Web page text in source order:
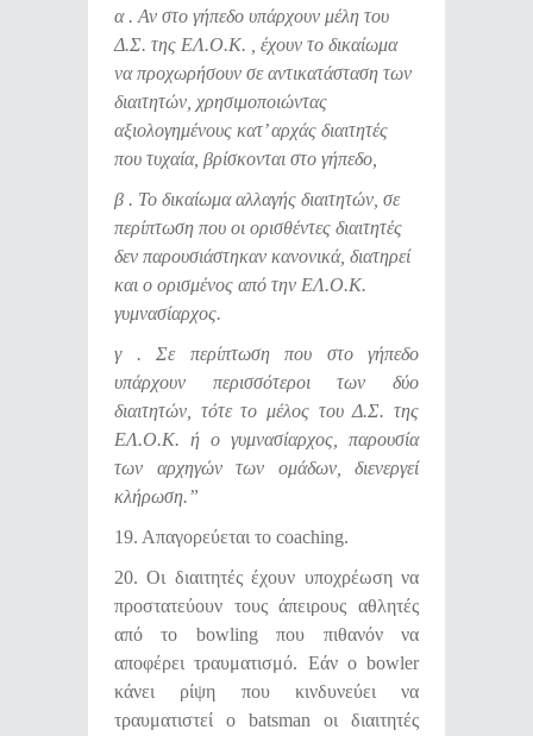
α . Αν στο γήπεδο υπάρχουν μέλη του
Δ.Σ. της ΕΛ.Ο.Κ. , έχουν το δικαίωμα
να προχωρήσουν σε αντικατάσταση των
διαιτητών, χρησιμοποιώντας
αξιολογημένους κατ’ αρχάς διαιτητές
που τυχαία, βρίσκονται στο γήπεδο,
β . Το δικαίωμα αλλαγής διαιτητών, σε
περίπτωση που οι ορισθέντες διαιτητές
δεν παρουσιάστηκαν κανονικά, διατηρεί
και ο ορισμένος από την ΕΛ.Ο.Κ.
γυμνασίαρχος.
γ . Σε περίπτωση που στο γήπεδο
υπάρχουν περισσότεροι των δύο
διαιτητών, τότε το μέλος του Δ.Σ. της
ΕΛ.Ο.Κ. ή ο γυμνασίαρχος, παρουσία
των αρχηγών των ομάδων, διενεργεί
κλήρωση.”
19. Απαγορεύεται το coaching.
20. Οι διαιτητές έχουν υποχρέωση να
προστατεύουν τους άπειρους αθλητές
από το bowling που πιθανόν να
αποφέρει τραυματισμό. Εάν ο bowler
κάνει ρίψη που κινδυνεύει να
τραυματιστεί ο batsman οι διαιτητές